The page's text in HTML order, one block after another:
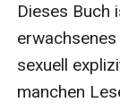
lebhafter,
muss. Sind
Aufgabe
Dieses Buch
sexuell
manchen